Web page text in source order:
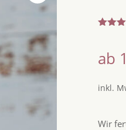
von 5,
ab
inkl.
Wir